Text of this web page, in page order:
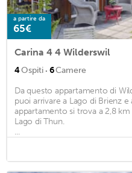
a partire da
65€
Carina 4 4 Wilderswil
4Ospiti · 6Camere
Da questo appartamento di
puoi arrivare a Lago di Brienz
appartamento si trova a 2,8
Lago di Thun.
...